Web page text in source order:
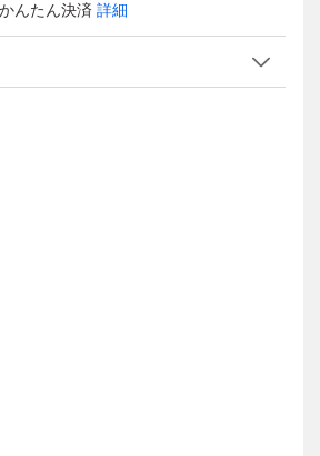
んたん決済 詳細